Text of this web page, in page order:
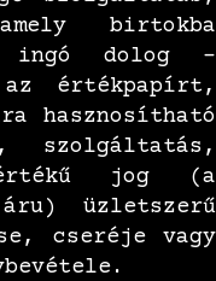
birtokba
ingó dolog –
értékpapírt,
hasznosítható
szolgáltatás,
jog (a
üzletszerű
cseréje vagy